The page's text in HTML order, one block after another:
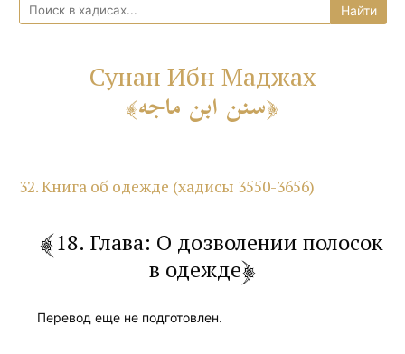
Сунан Ибн Маджах
سنن ابن ماجه
32. Книга об одежде (хадисы 3550-3656)
18. Глава: О дозволении полосок
в одежде
Перевод еще не подготовлен.